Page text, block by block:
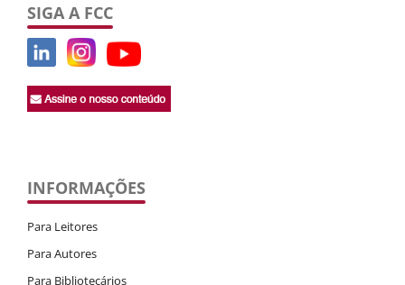
SIGA A FCC
INFORMAÇÕES
Para Leitores
Para Autores
Para Bibliotecários